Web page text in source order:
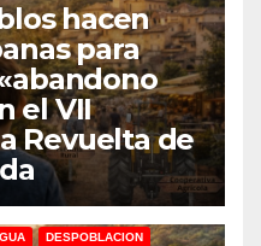
hacen
para
el VII
Revuelta de
DESPOBLACION